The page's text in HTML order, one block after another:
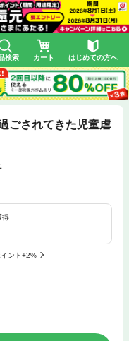
検索 カート はじめての方へ
されてきた児童虐
得
ント+2%